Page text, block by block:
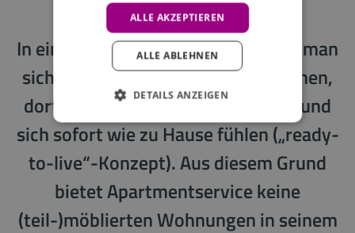
In einem Serviced Apartment
muss man
sich hierüber keine Gedanken machen,
dort können Sie einfach einziehen und
sich sofort wie zu Hause fühlen („ready-
to-live“-Konzept). Aus diesem Grund
bietet Apartmentservice keine
(teil-)möblierten Wohnungen in seinem
ALLE AKZEPTIEREN
ALLE ABLEHNEN
DETAILS ANZEIGEN